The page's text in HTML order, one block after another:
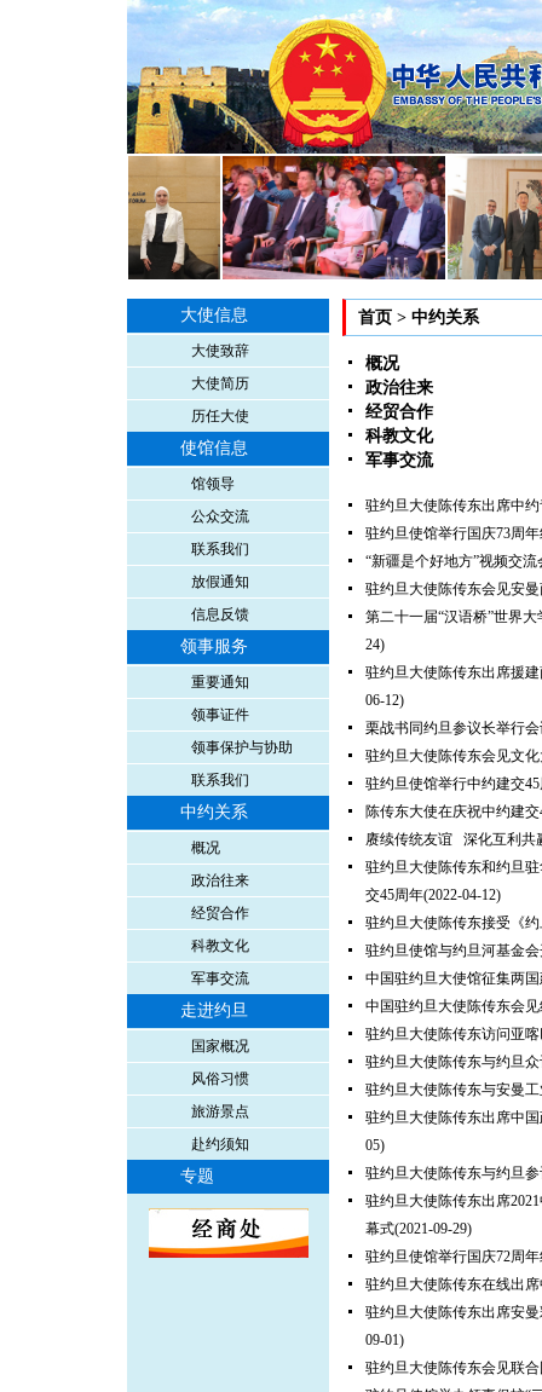
大使信息
大使致辞
大使简历
历任大使
使馆信息
馆领导
公众交流
联系我们
放假通知
信息反馈
领事服务
重要通知
领事证件
领事保护与协助
联系我们
中约关系
概况
政治往来
经贸合作
科教文化
军事交流
走进约旦
国家概况
风俗习惯
旅游景点
赴约须知
专题
首页 > 中约关系
概况
政治往来
经贸合作
科教文化
军事交流
驻约旦大使陈传东出席中
驻约旦使馆举行国庆73周
“新疆是个好地方”视频交
驻约旦大使陈传东会见安
第二十一届“汉语桥”世界
24)
驻约旦大使陈传东出席援
06-12)
栗战书同约旦参议长举行
驻约旦大使陈传东会见文
驻约旦使馆举行中约建交
陈传东大使在庆祝中约建
赓续传统友谊 深化互利共
驻约旦大使陈传东和约旦
交45周年(2022-04-12)
驻约旦大使陈传东接受《
驻约旦使馆与约旦河基金
中国驻约旦大使馆征集两
中国驻约旦大使陈传东会
驻约旦大使陈传东访问亚
驻约旦大使陈传东与约旦
驻约旦大使陈传东与安曼
驻约旦大使陈传东出席中
05)
驻约旦大使陈传东与约旦
驻约旦大使陈传东出席
幕式(2021-09-29)
驻约旦使馆举行国庆72周
驻约旦大使陈传东在线出
驻约旦大使陈传东出席安
09-01)
驻约旦大使陈传东会见联